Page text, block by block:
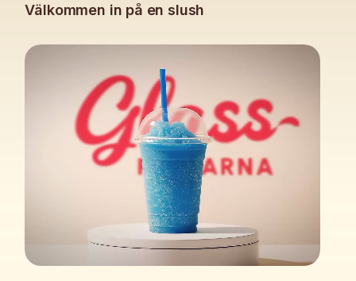
Välkommen in på en slush